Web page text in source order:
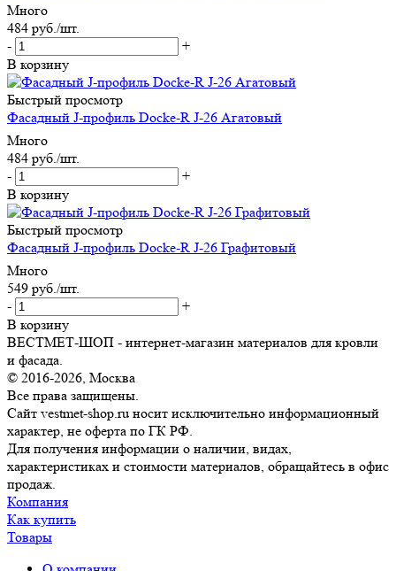
Много
484 руб./шт.
-
+
В корзину
Быстрый просмотр
Фасадный J-профиль Docke-R J-26 Агатовый
Много
484 руб./шт.
-
+
В корзину
Быстрый просмотр
Фасадный J-профиль Docke-R J-26 Графитовый
Много
549 руб./шт.
-
+
В корзину
ВЕСТМЕТ-ШОП - интернет-магазин материалов для кровли
и фасада.
© 2016-2026, Москва
Все права защищены.
Сайт vestmet-shop.ru носит исключительно информационный
характер, не оферта по ГК РФ.
Для получения информации о наличии, видах,
характеристиках и стоимости материалов, обращайтесь в офис
продаж.
Компания
Как купить
Товары